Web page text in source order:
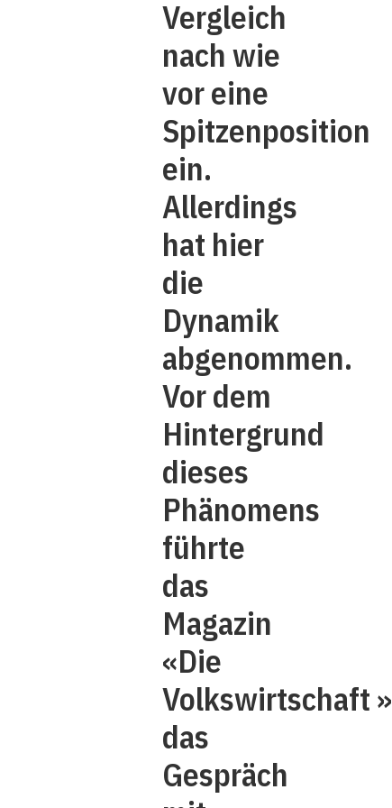
Vergleich
nach wie
vor eine
Spitzenposition
ein.
Allerdings
hat hier
die
Dynamik
abgenommen.
Vor dem
Hintergrund
dieses
Phänomens
führte
das
Magazin
«Die
Volkswirtschaft »
das
Gespräch